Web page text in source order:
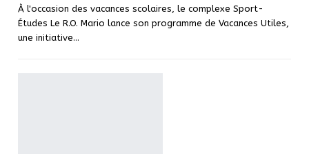
À l'occasion des vacances scolaires, le complexe Sport-
Études Le R.O. Mario lance son programme de Vacances Utiles,
une initiative…